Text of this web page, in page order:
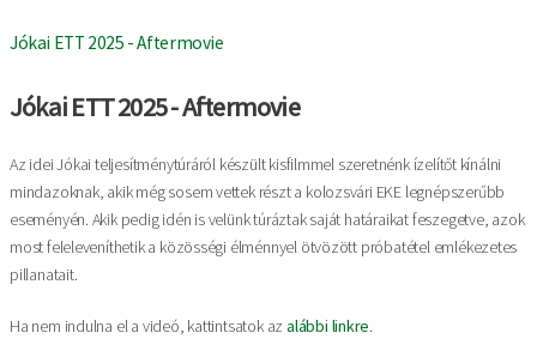
Jókai ETT 2025 - Aftermovie
Jókai ETT 2025 - Aftermovie
Az idei Jókai teljesítménytúráról készült kisfilmmel szeretnénk ízelítőt kínálni
mindazoknak, akik még sosem vettek részt a kolozsvári EKE legnépszerűbb
eseményén. Akik pedig idén is velünk túráztak saját határaikat feszegetve, azok
most feleleveníthetik a közösségi élménnyel ötvözött próbatétel emlékezetes
pillanatait.
Ha nem indulna el a videó, kattintsatok az alábbi linkre.